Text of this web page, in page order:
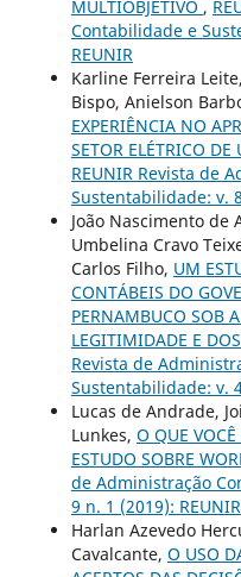
MULTIOBJETIVO ,
Contabilidade e
REUNIR
Karline Ferreira
Bispo, Anielson
EXPERIÊNCIA NO
SETOR ELÉTRICO
REUNIR Revista de
Sustentabilidade: v.
João Nascimento de
Umbelina Cravo
Carlos Filho, UM
CONTÁBEIS DO
PERNAMBUCO SOB
LEGITIMIDADE E
Revista de
Sustentabilidade: v.
Lucas de Andrade,
Lunkes, O QUE
ESTUDO SOBRE
de Administração
9 n. 1 (2019): REUNIR
Harlan Azevedo
Cavalcante, O USO